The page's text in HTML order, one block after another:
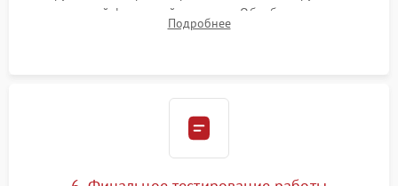
надежной фиксацией хомутами. Обработка стыков
герметиком для предотвращения возможных протечек воды.
Подробнее